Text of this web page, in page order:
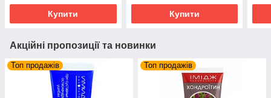
Купити Купити
Акційні пропозиції та новинки
Топ продажів Топ продажів